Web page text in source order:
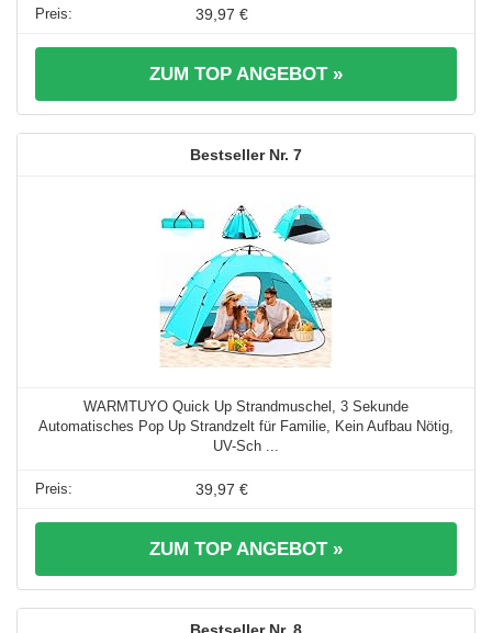
39,97 €
ZUM TOP ANGEBOT »
7
WARMTUYO Quick Up Strandmuschel, 3 Sekunde
Automatisches Pop Up Strandzelt für Familie, Kein Aufbau Nötig,
UV-Sch ...
39,97 €
ZUM TOP ANGEBOT »